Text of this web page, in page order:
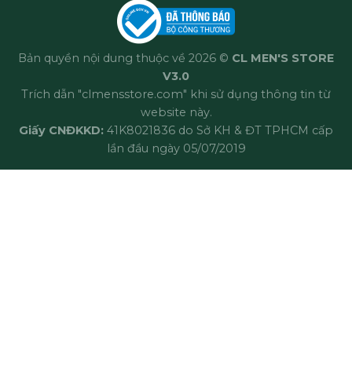
Bản quyền nội dung thuộc về 2026 © CL MEN'S STORE
V3.0
Trích dẫn "clmensstore.com" khi sử dụng thông tin từ
website này.
Giấy CNĐKKD: 41K8021836 do Sở KH & ĐT TPHCM cấp
lần đầu ngày 05/07/2019